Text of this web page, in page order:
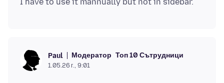
Paul Модератор Топ 10 Сътрудници
1.05.26 г., 9:01